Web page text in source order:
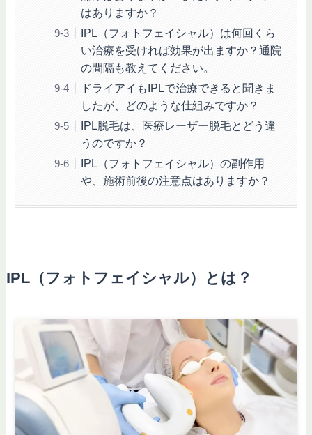
はありますか？
IPL（フォトフェイシャル）は何回くら
い治療を受ければ効果が出ますか？通院
の間隔も教えてください。
ドライアイもIPLで治療できると聞きま
したが、どのような仕組みですか？
IPL脱毛は、医療レーザー脱毛とどう違
うのですか？
IPL（フォトフェイシャル）の副作用
や、施術前後の注意点はありますか？
IPL（フォトフェイシャル）とは？